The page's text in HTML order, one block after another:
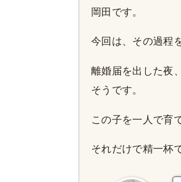
岡田です。
今回は、その過程
離婚届を出した夜
そうです。
この子を一人で育
それだけで精一杯